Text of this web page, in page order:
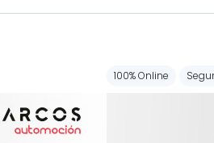
100% Online